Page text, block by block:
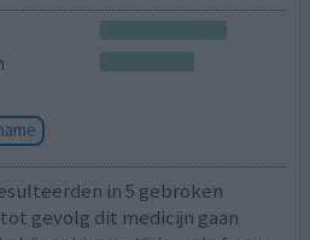
in 5 gebroken
gevolg dit medicijn gaan